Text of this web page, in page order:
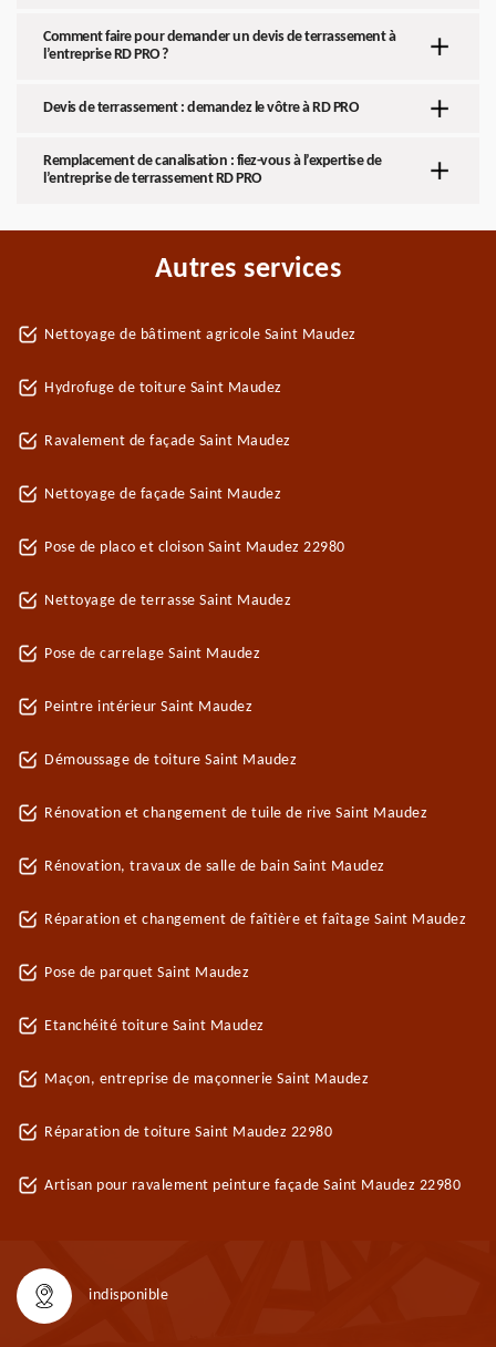
Comment faire pour demander un devis de terrassement à
l’entreprise RD PRO ?
Devis de terrassement : demandez le vôtre à RD PRO
Remplacement de canalisation : fiez-vous à l’expertise de
l’entreprise de terrassement RD PRO
Autres services
Nettoyage de bâtiment agricole Saint Maudez
Hydrofuge de toiture Saint Maudez
Ravalement de façade Saint Maudez
Nettoyage de façade Saint Maudez
Pose de placo et cloison Saint Maudez 22980
Nettoyage de terrasse Saint Maudez
Pose de carrelage Saint Maudez
Peintre intérieur Saint Maudez
Démoussage de toiture Saint Maudez
Rénovation et changement de tuile de rive Saint Maudez
Rénovation, travaux de salle de bain Saint Maudez
Réparation et changement de faîtière et faîtage Saint Maudez
Pose de parquet Saint Maudez
Etanchéité toiture Saint Maudez
Maçon, entreprise de maçonnerie Saint Maudez
Réparation de toiture Saint Maudez 22980
Artisan pour ravalement peinture façade Saint Maudez 22980
indisponible